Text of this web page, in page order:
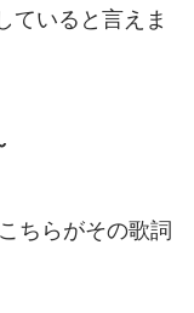
ていると言えま
ちらがその歌詞